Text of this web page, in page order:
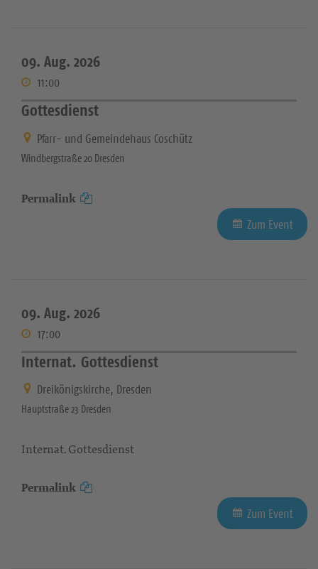
09. Aug. 2026
11:00
Gottesdienst
Pfarr- und Gemeindehaus Coschütz
Windbergstraße 20 Dresden
Permalink
Zum Event
09. Aug. 2026
17:00
Internat. Gottesdienst
Dreikönigskirche, Dresden
Hauptstraße 23 Dresden
Internat. Gottesdienst
Permalink
Zum Event